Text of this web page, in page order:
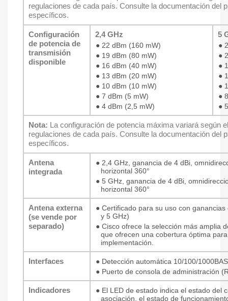
regulaciones de cada país. Consulte la documentación del
específicos.
Configuración
de potencia de
transmisión
disponible
2,4 GHz
● 22 dBm (160 mW)
● 19 dBm (80 mW)
● 16 dBm (40 mW)
● 13 dBm (20 mW)
● 10 dBm (10 mW)
● 7 dBm (5 mW)
● 4 dBm (2,5 mW)
5
●
●
●
●
●
●
●
Nota: La configuración de potencia máxima variará según
regulaciones de cada país. Consulte la documentación del
específicos.
Antena
integrada
● 2,4 GHz, ganancia de 4 dBi,
horizontal 360°
● 5 GHz, ganancia de 4 dBi,
horizontal 360°
Antena externa
(se vende por
separado)
● Certificado para su uso con
y 5 GHz)
● Cisco ofrece la selección más amplia
que ofrecen una cobertura óptima
implementación.
Interfaces ● Detección automática 10/100/
● Puerto de consola de administración
Indicadores ● El LED de estado indica el estado del
asociación, el estado de